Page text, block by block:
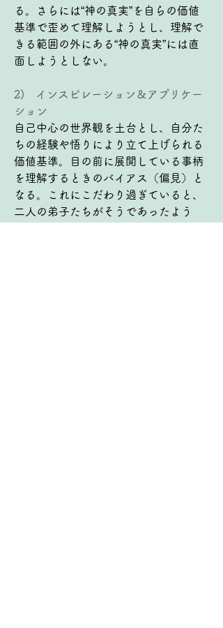
る。さらには“神の真実”を自らの価値
基準で歪めて理解しようとし、理解で
きる範囲の外にある“神の真実”には直
面しようとしない。
2)   インスピレーション＆アプリケー
ション
自己中心の世界観を土台とし、自分た
ちの経験や悟りにより立て上げられる
価値基準。目の前に展開している事柄
を理解するときのバイアス（偏見）と
なる。これにこだわり過ぎていると、
二人の弟子たちがそうであったよう